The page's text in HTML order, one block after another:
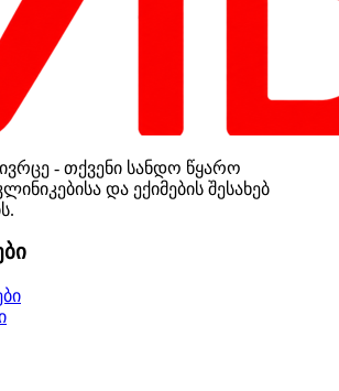
- თქვენი სანდო წყარო
და ექიმების შესახებ